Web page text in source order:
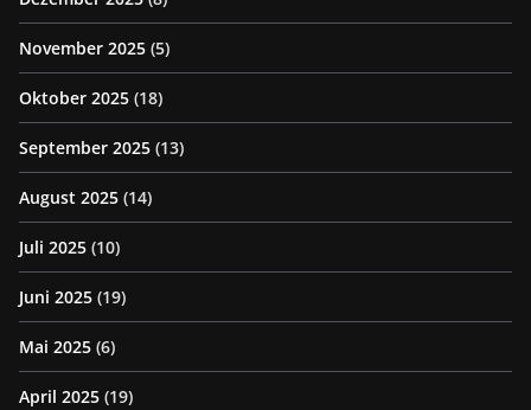
November 2025 (5)
Oktober 2025 (18)
September 2025 (13)
August 2025 (14)
Juli 2025 (10)
Juni 2025 (19)
Mai 2025 (6)
April 2025 (19)